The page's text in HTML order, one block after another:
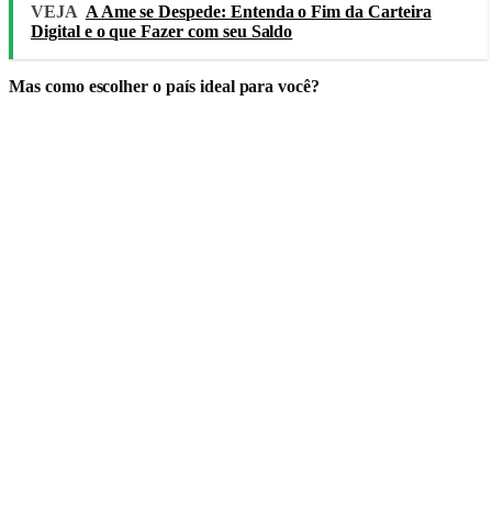
VEJA A Ame se Despede: Entenda o Fim da Carteira
Digital e o que Fazer com seu Saldo
Mas como escolher o país ideal para você?